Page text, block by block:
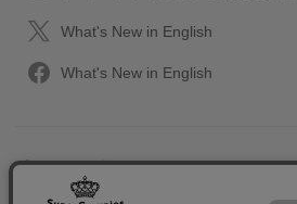
What's New in English
What's New in English
プライバシーポリシー